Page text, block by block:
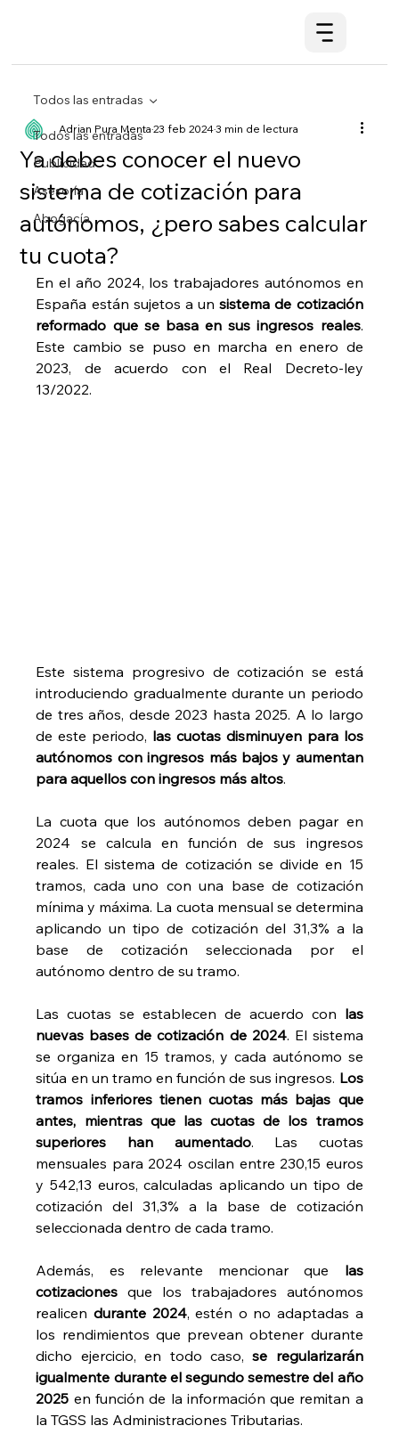
Todos las entradas
Publicidad
Asesoría
Abogacía
Todos las entradas
Ya debes conocer el nuevo
sistema de cotización para
autónomos, ¿pero sabes calcular
tu cuota?
Adrian Pura Menta23 feb 20243 min de lectura
En el año 2024, los trabajadores autónomos en
España están sujetos a un sistema de cotización
reformado que se basa en sus ingresos reales.
Este cambio se puso en marcha en enero de
2023, de acuerdo con el Real Decreto-ley
13/2022.
Este sistema progresivo de cotización se está
introduciendo gradualmente durante un periodo
de tres años, desde 2023 hasta 2025. A lo largo
de este periodo, las cuotas disminuyen para los
autónomos con ingresos más bajos y aumentan
para aquellos con ingresos más altos.
La cuota que los autónomos deben pagar en
2024 se calcula en función de sus ingresos
reales. El sistema de cotización se divide en 15
tramos, cada uno con una base de cotización
mínima y máxima. La cuota mensual se determina
aplicando un tipo de cotización del 31,3% a la
base de cotización seleccionada por el
autónomo dentro de su tramo.
Las cuotas se establecen de acuerdo con las
nuevas bases de cotización de 2024. El sistema
se organiza en 15 tramos, y cada autónomo se
sitúa en un tramo en función de sus ingresos. Los
tramos inferiores tienen cuotas más bajas que
antes, mientras que las cuotas de los tramos
superiores han aumentado. Las cuotas
mensuales para 2024 oscilan entre 230,15 euros
y 542,13 euros, calculadas aplicando un tipo de
cotización del 31,3% a la base de cotización
seleccionada dentro de cada tramo.
Además, es relevante mencionar que las
cotizaciones que los trabajadores autónomos
realicen durante 2024, estén o no adaptadas a
los rendimientos que prevean obtener durante
dicho ejercicio, en todo caso, se regularizarán
igualmente durante el segundo semestre del año
2025 en función de la información que remitan a
la TGSS las Administraciones Tributarias.